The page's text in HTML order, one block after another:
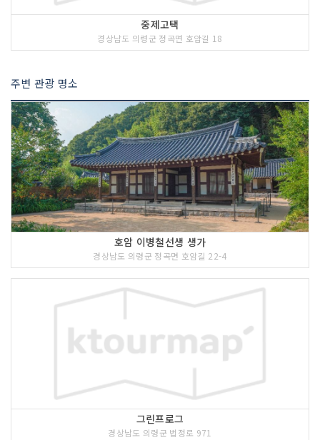
중제고택
경상남도 의령군 정곡면 호암길 18
주변 관광 명소
호암 이병철선생 생가
경상남도 의령군 정곡면 호암길 22-4
그린프로그
경상남도 의령군 법정로 971